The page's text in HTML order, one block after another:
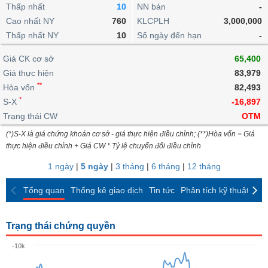
lỗ
dịch
nội
Niên
giám
Tài
liệu
cổ
Định
giá
ngoài
doanh
Top
cổ
phiếu
ngành
giao
dịch
dịch
Chứng
quyền
quan
Thống
giao
dịch
Thống
giao
dịch
Tin
tức
Phân
tích
kỹ
thuật
trực
tuyến
Bộ
lọc
cổ
So
sánh
Báo
cáo
Vĩ
mô
lai
Chứng
quyền
Trái
phiếu
IR
Awards
tạo
Dịch
vụ
Thấp nhất
10
Cao nhất NY
760
Thấp nhất NY
10
NN bán
-
KLCPLH
3,000,000
Số ngày đến hạn
-
Giá CK cơ sở
65,400
Giá thực hiện
83,979
Hòa vốn **
82,493
S-X *
-16,897
Trạng thái CW
OTM
(*)S-X là giá chứng khoán cơ sở - giá thực hiện điều chỉnh; (**)Hòa vốn = Giá
thực hiện điều chỉnh + Giá CW * Tỷ lệ chuyển đổi điều chỉnh
1 ngày| 5 ngày| 3 tháng | 6 tháng | 12 tháng
Tổng quan Thống kê giao dịch Tin tức Phân tích kỹ thuật
Trạng thái chứng quyền
-10k
BẤT
ĐỘNG
SẢN
TÀI
CHÍNH
HÀNG
KINH
GIỚI